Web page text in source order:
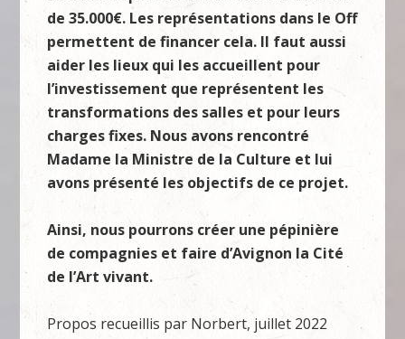
de 35.000€. Les représentations dans le Off
permettent de financer cela. Il faut aussi
aider les lieux qui les accueillent pour
l’investissement que représentent les
transformations des salles et pour leurs
charges fixes. Nous avons rencontré
Madame la Ministre de la Culture et lui
avons présenté les objectifs de ce projet.
Ainsi, nous pourrons créer une pépinière
de compagnies et faire d’Avignon la Cité
de l’Art vivant.
Propos recueillis par Norbert, juillet 2022